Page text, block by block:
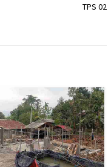
TPS 02